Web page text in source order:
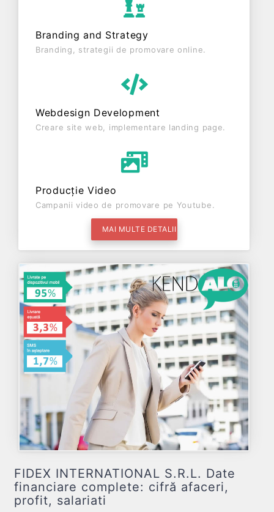
Branding and Strategy
Branding, strategii de promovare online.
Webdesign Development
Creare site web, implementare landing page.
Producție Video
Campanii video de promovare pe Youtube.
MAI MULTE DETALII
FIDEX INTERNATIONAL S.R.L. Date
financiare complete: cifră afaceri,
profit, salariati